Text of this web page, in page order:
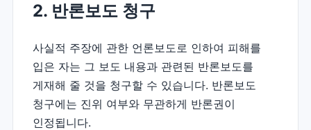
2. 반론보도 청구
사실적 주장에 관한 언론보도로 인하여 피해를
입은 자는 그 보도 내용과 관련된 반론보도를
게재해 줄 것을 청구할 수 있습니다. 반론보도
청구에는 진위 여부와 무관하게 반론권이
인정됩니다.